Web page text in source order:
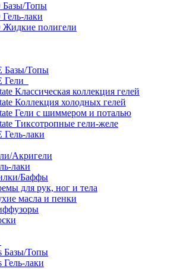
Базы/Топы
лаки
Жидкие полигели
Базы/Топы
Гели
Классическая коллекция гелей
Коллекция холодных гелей
Гели с шиммером и поталью
Тиксотропные гели-желе
Гель-лаки
Акригели
лаки
Баффы
для рук, ног и тела
масла и пенки
Базы/Топы
Гель-лаки